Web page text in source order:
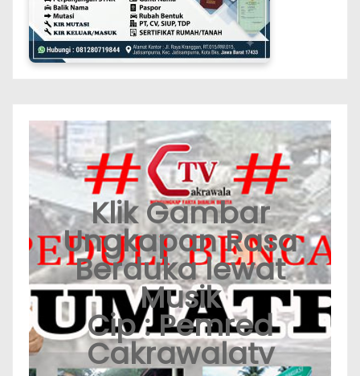
Klik Gambar
Ungkapan Rasa
Berduka lewat
Musik
Cip : Pemred
Cakrawalatv